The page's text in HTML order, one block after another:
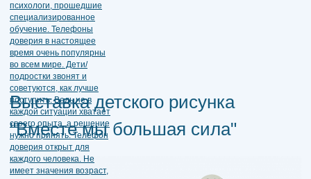
Выставка детского рисунка
"Вместе мы большая сила"